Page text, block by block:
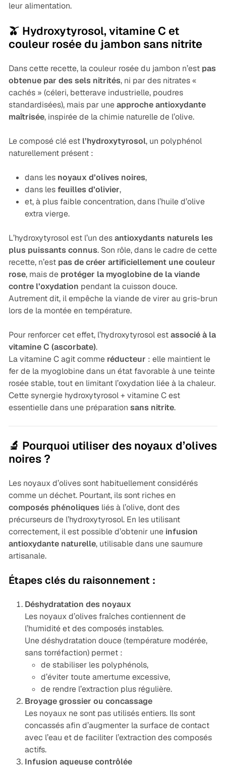
leur alimentation.
🫒 Hydroxytyrosol, vitamine C et
couleur rosée du jambon sans nitrite
Dans cette recette, la couleur rosée du jambon n’est pas
obtenue par des sels nitrités, ni par des nitrates «
cachés » (céleri, betterave industrielle, poudres
standardisées), mais par uneapproche antioxydante
maîtrisée, inspirée de la chimie naturelle de l’olive.
Le composé clé est l’hydroxytyrosol, un polyphénol
naturellement présent :
dans les noyaux d’olives noires,
dans lesfeuilles d’olivier,
et, à plus faible concentration, dans l’huile d’olive
extra vierge.
L’hydroxytyrosol est l’un desantioxydants naturels les
plus puissants connus. Son rôle, dans le cadre de cette
recette, n’est pas de créer artificiellement une couleur
rose, mais de protéger la myoglobine de la viande
contre l’oxydation pendant la cuisson douce.
Autrement dit, il empêche la viande de virer au gris-brun
lors de la montée en température.
Pour renforcer cet effet, l’hydroxytyrosol estassocié à la
vitamine C (ascorbate).
La vitamine C agit comme réducteur : elle maintient le
fer de la myoglobine dans un état favorable à une teinte
rosée stable, tout en limitant l’oxydation liée à la chaleur.
Cette synergie hydroxytyrosol + vitamine C est
essentielle dans une préparation sans nitrite.
🔬 Pourquoi utiliser des noyaux d’olives
noires ?
Les noyaux d’olives sont habituellement considérés
comme un déchet. Pourtant, ils sont riches en
composés phénoliquesliés à l’olive, dont des
précurseurs de l’hydroxytyrosol. En les utilisant
correctement, il est possible d’obtenir une infusion
antioxydante naturelle, utilisable dans une saumure
artisanale.
Étapes clés du raisonnement :
Déshydratation des noyaux
Les noyaux d’olives fraîches contiennent de
l’humidité et des composés instables.
Une déshydratation douce (température modérée,
sans torréfaction) permet :
de stabiliser les polyphénols,
d’éviter toute amertume excessive,
de rendre l’extraction plus régulière.
Broyage grossier ou concassage
Les noyaux ne sont pas utilisés entiers. Ils sont
concassés afin d’augmenter la surface de contact
avec l’eau et de faciliter l’extraction des composés
actifs.
Infusion aqueuse contrôlée